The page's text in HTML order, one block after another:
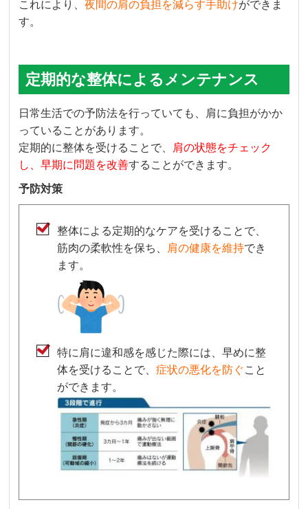
これにより、夜間の肩の負担を減らす手助けができま
す。
定期的な整体によるメンテナンス
日常生活での予防法を行っていても、肩に負担がかか
っていることがあります。
定期的に整体を受けることで、 肩の状態をチェック
し、早期に問題を改善することができます。
予防対策
整体による定期的なケアを受けることで、
筋肉の柔軟性を保ち、 肩の健康を維持でき
ます。
特に肩に違和感を感じた際には、早めに整
体を受けることで、症状の悪化を防ぐこと
ができます。